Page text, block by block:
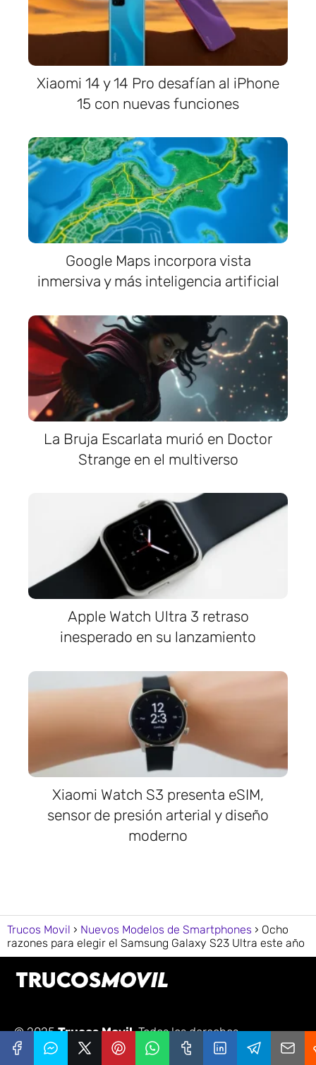
Xiaomi 14 y 14 Pro desafían al iPhone
15 con nuevas funciones
Google Maps incorpora vista
inmersiva y más inteligencia artificial
La Bruja Escarlata murió en Doctor
Strange en el multiverso
Apple Watch Ultra 3 retraso
inesperado en su lanzamiento
Xiaomi Watch S3 presenta eSIM,
sensor de presión arterial y diseño
moderno
Trucos Movil Nuevos Modelos de Smartphones
Ocho
razones para elegir el Samsung Galaxy S23 Ultra este año
© 2025Trucos Movil. Todos los derechos
reservados. Innovando y simplificando tu